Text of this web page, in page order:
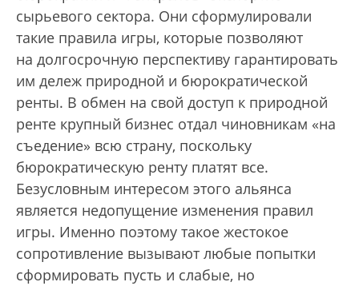
сырьевого сектора. Они сформулировали
такие правила игры, которые позволяют
на долгосрочную перспективу гарантировать
им дележ природной и бюрократической
ренты. В обмен на свой доступ к природной
ренте крупный бизнес отдал чиновникам «на
съедение» всю страну, поскольку
бюрократическую ренту платят все.
Безусловным интересом этого альянса
является недопущение изменения правил
игры. Именно поэтому такое жестокое
сопротивление вызывают любые попытки
сформировать пусть и слабые, но